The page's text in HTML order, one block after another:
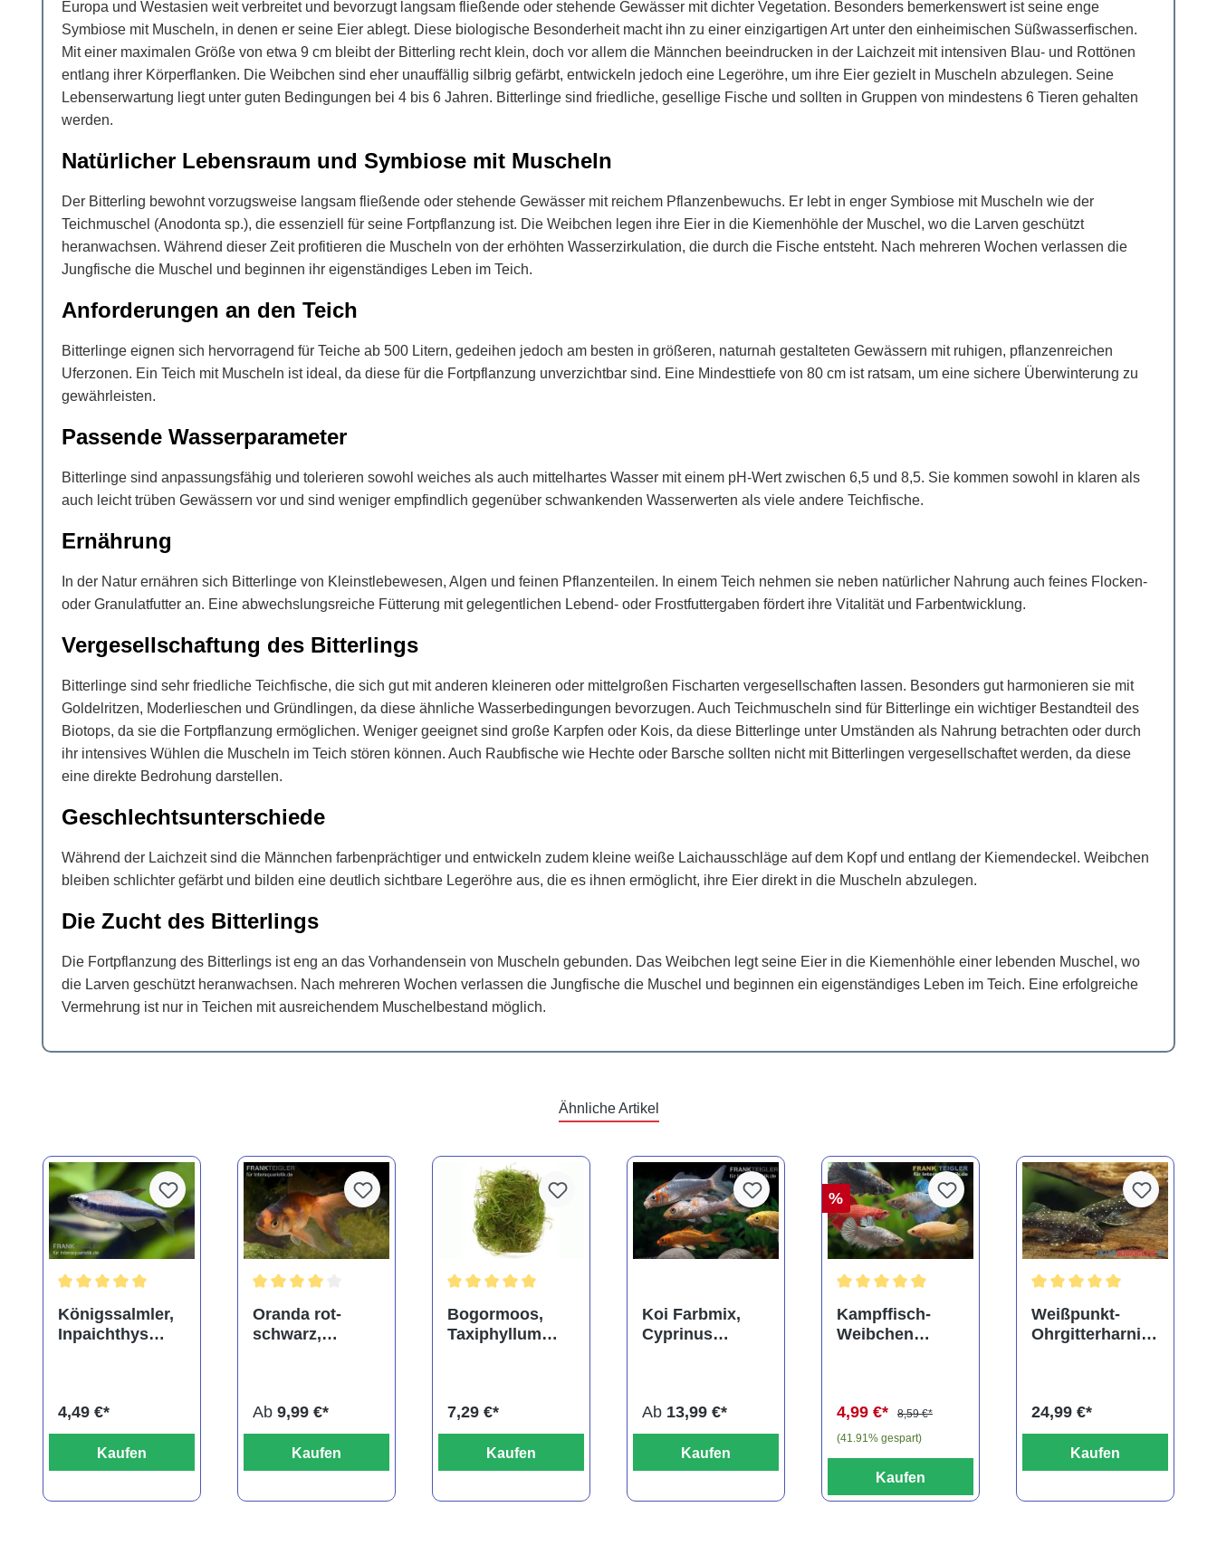
Europa und Westasien weit verbreitet und bevorzugt langsam fließende oder stehende Gewässer mit dichter Vegetation. Besonders bemerkenswert ist seine enge
Symbiose mit Muscheln, in denen er seine Eier ablegt. Diese biologische Besonderheit macht ihn zu einer einzigartigen Art unter den einheimischen Süßwasserfischen.
Mit einer maximalen Größe von etwa 9 cm bleibt der Bitterling recht klein, doch vor allem die Männchen beeindrucken in der Laichzeit mit intensiven Blau- und Rottönen
entlang ihrer Körperflanken. Die Weibchen sind eher unauffällig silbrig gefärbt, entwickeln jedoch eine Legeröhre, um ihre Eier gezielt in Muscheln abzulegen. Seine
Lebenserwartung liegt unter guten Bedingungen bei 4 bis 6 Jahren. Bitterlinge sind friedliche, gesellige Fische und sollten in Gruppen von mindestens 6 Tieren gehalten
werden.
Natürlicher Lebensraum und Symbiose mit Muscheln
Der Bitterling bewohnt vorzugsweise langsam fließende oder stehende Gewässer mit reichem Pflanzenbewuchs. Er lebt in enger Symbiose mit Muscheln wie der
Teichmuschel (Anodonta sp.), die essenziell für seine Fortpflanzung ist. Die Weibchen legen ihre Eier in die Kiemenhöhle der Muschel, wo die Larven geschützt
heranwachsen. Während dieser Zeit profitieren die Muscheln von der erhöhten Wasserzirkulation, die durch die Fische entsteht. Nach mehreren Wochen verlassen die
Jungfische die Muschel und beginnen ihr eigenständiges Leben im Teich.
Anforderungen an den Teich
Bitterlinge eignen sich hervorragend für Teiche ab 500 Litern, gedeihen jedoch am besten in größeren, naturnah gestalteten Gewässern mit ruhigen, pflanzenreichen
Uferzonen. Ein Teich mit Muscheln ist ideal, da diese für die Fortpflanzung unverzichtbar sind. Eine Mindesttiefe von 80 cm ist ratsam, um eine sichere Überwinterung zu
gewährleisten.
Passende Wasserparameter
Bitterlinge sind anpassungsfähig und tolerieren sowohl weiches als auch mittelhartes Wasser mit einem pH-Wert zwischen 6,5 und 8,5. Sie kommen sowohl in klaren als
auch leicht trüben Gewässern vor und sind weniger empfindlich gegenüber schwankenden Wasserwerten als viele andere Teichfische.
Ernährung
In der Natur ernähren sich Bitterlinge von Kleinstlebewesen, Algen und feinen Pflanzenteilen. In einem Teich nehmen sie neben natürlicher Nahrung auch feines Flocken-
oder Granulatfutter an. Eine abwechslungsreiche Fütterung mit gelegentlichen Lebend- oder Frostfuttergaben fördert ihre Vitalität und Farbentwicklung.
Vergesellschaftung des Bitterlings
Bitterlinge sind sehr friedliche Teichfische, die sich gut mit anderen kleineren oder mittelgroßen Fischarten vergesellschaften lassen. Besonders gut harmonieren sie mit
Goldelritzen, Moderlieschen und Gründlingen, da diese ähnliche Wasserbedingungen bevorzugen. Auch Teichmuscheln sind für Bitterlinge ein wichtiger Bestandteil des
Biotops, da sie die Fortpflanzung ermöglichen. Weniger geeignet sind große Karpfen oder Kois, da diese Bitterlinge unter Umständen als Nahrung betrachten oder durch
ihr intensives Wühlen die Muscheln im Teich stören können. Auch Raubfische wie Hechte oder Barsche sollten nicht mit Bitterlingen vergesellschaftet werden, da diese
eine direkte Bedrohung darstellen.
Geschlechtsunterschiede
Während der Laichzeit sind die Männchen farbenprächtiger und entwickeln zudem kleine weiße Laichausschläge auf dem Kopf und entlang der Kiemendeckel. Weibchen
bleiben schlichter gefärbt und bilden eine deutlich sichtbare Legeröhre aus, die es ihnen ermöglicht, ihre Eier direkt in die Muscheln abzulegen.
Die Zucht des Bitterlings
Die Fortpflanzung des Bitterlings ist eng an das Vorhandensein von Muscheln gebunden. Das Weibchen legt seine Eier in die Kiemenhöhle einer lebenden Muschel, wo
die Larven geschützt heranwachsen. Nach mehreren Wochen verlassen die Jungfische die Muschel und beginnen ein eigenständiges Leben im Teich. Eine erfolgreiche
Vermehrung ist nur in Teichen mit ausreichendem Muschelbestand möglich.
Ähnliche Artikel
Königssalmler,
Inpaichthys
4,49 €*
Kaufen
Oranda rot-
schwarz,
verschiedene
Größen
Ab 9,99 €*
Kaufen
Bogormoos,
Taxiphyllum
7,29 €*
Kaufen
Koi Farbmix,
Cyprinus
Ab 13,99 €*
Kaufen
%
Kampffisch-
Weibchen
4,99 €*
8,59 €*
(41.91% gespart)
Kaufen
Weißpunkt-
Ohrgitterharnisc
24,99 €*
Kaufen